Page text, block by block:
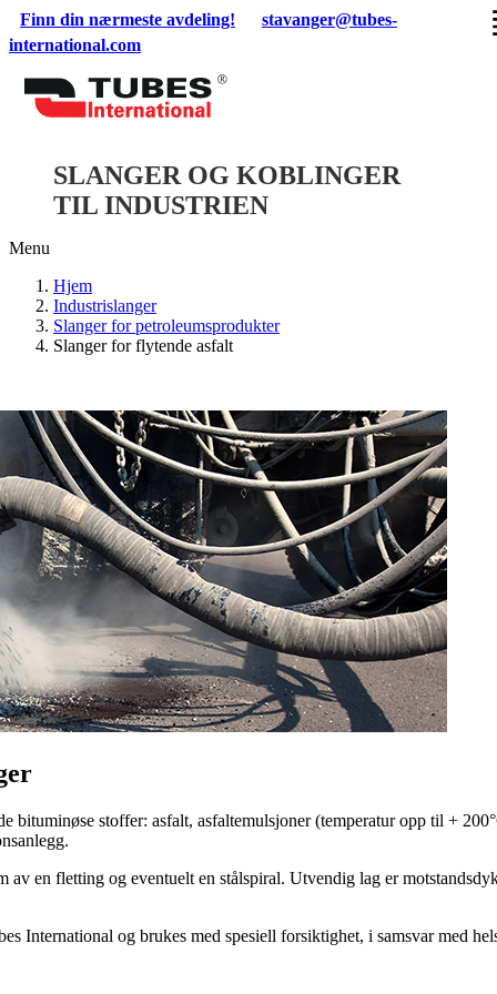
Skip
to
content
Finn din nærmeste avdeling!
stavanger@tubes-
international.com
SLANGER OG KOBLINGER
TIL INDUSTRIEN
Menu
Hjem
Industrislanger
Slanger for petroleumsprodukter
Slanger for flytende asfalt
bituminøse stoffer: asfalt, asfaltemulsjoner (temperatur opp til +
en fletting og eventuelt en stålspiral. Utvendig lag er
International og brukes med spesiell forsiktighet, i samsvar med